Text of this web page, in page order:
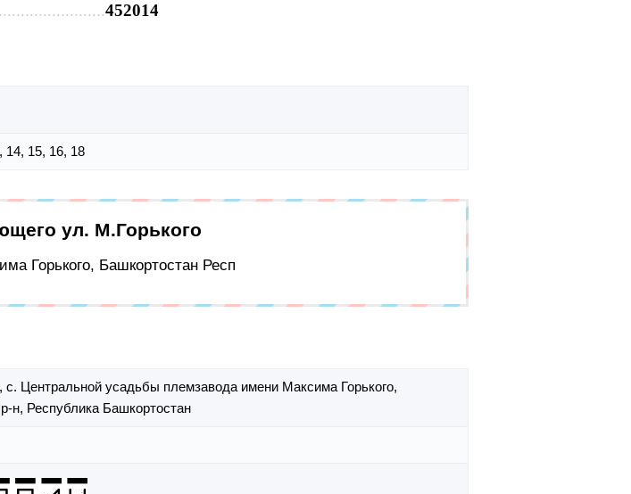
452014
14, 15, 16, 18
ул. М.Горького
Горького, Башкортостан Респ
с. Центральной усадьбы племзавода имени Максима Горького,
н, Республика Башкортостан